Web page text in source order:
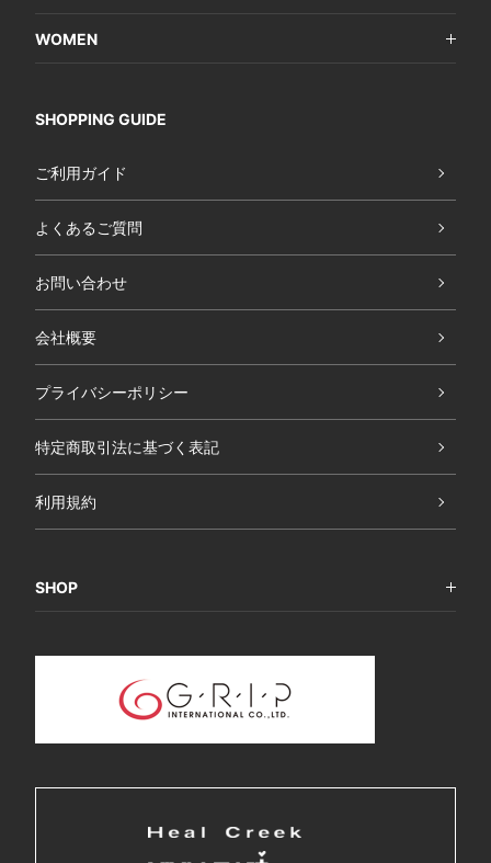
WOMEN
SHOPPING GUIDE
ご利用ガイド
よくあるご質問
お問い合わせ
会社概要
プライバシーポリシー
特定商取引法に基づく表記
利用規約
SHOP